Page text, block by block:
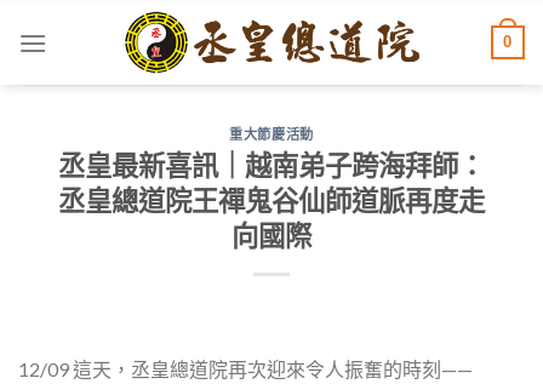
0
重大節慶活動
丞皇最新喜訊｜越南弟子跨海拜師：
丞皇總道院王禪鬼谷仙師道脈再度走
向國際
12/09 這天，丞皇總道院再次迎來令人振奮的時刻——